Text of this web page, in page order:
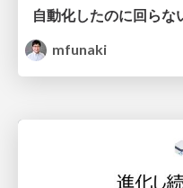
mfunaki